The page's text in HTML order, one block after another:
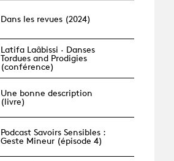
Dans les revues (2024)
Latifa Laâbissi · Danses
Tordues and Prodigies
(conférence)
Une bonne description
(livre)
Podcast Savoirs Sensibles :
Geste Mineur (épisode 4)